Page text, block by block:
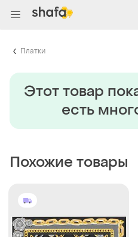
Платки
Этот товар
есть
Похожие товары